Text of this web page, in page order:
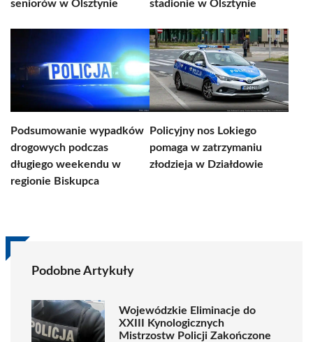
seniorów w Olsztynie stadionie w Olsztynie
Podsumowanie wypadków
drogowych podczas
długiego weekendu w
regionie Biskupca
Policyjny nos Lokiego
pomaga w zatrzymaniu
złodzieja w Działdowie
Podobne Artykuły
Wojewódzkie Eliminacje do
XXIII Kynologicznych
Mistrzostw Policji Zakończone